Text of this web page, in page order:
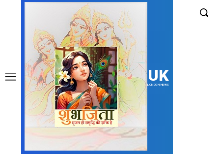
UK
LONDON NEWS